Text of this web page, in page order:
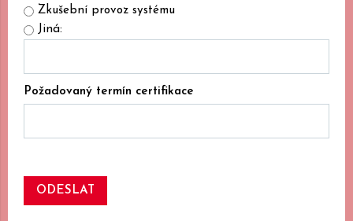
Zkušební provoz systému
Jiná:
Požadovaný termín certifikace